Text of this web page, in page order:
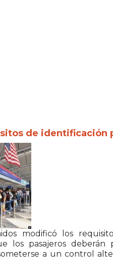
de identificación
modificó los
los pasajeros
a un control